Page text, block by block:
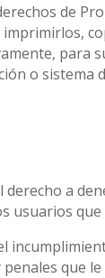
de
o sistema
derecho a
usuarios
el
que